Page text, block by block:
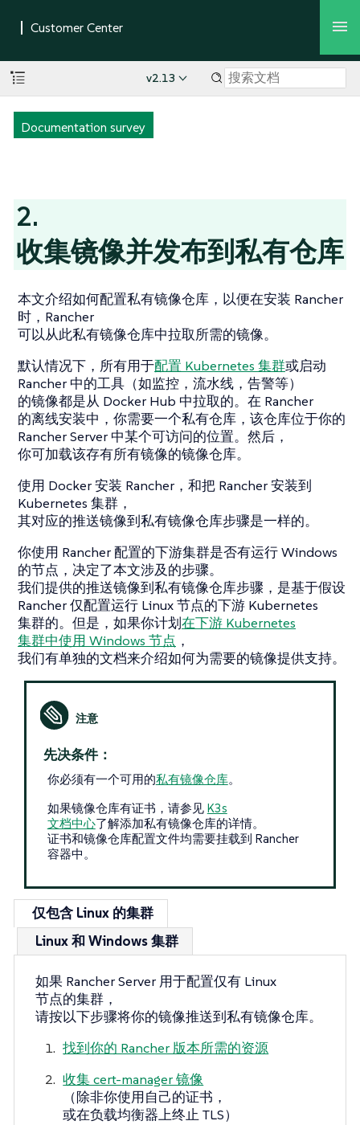
v2.13
Documentation survey
2.
收集镜像并发布到私有仓库
本文介绍如何配置私有镜像仓库，以便在安装 Rancher
时，Rancher
可以从此私有镜像仓库中拉取所需的镜像。
默认情况下，所有用于配置 Kubernetes 集群或启动
Rancher 中的工具（如监控，流水线，告警等）
的镜像都是从 Docker Hub 中拉取的。在 Rancher
的离线安装中，你需要一个私有仓库，该仓库位于你的
Rancher Server 中某个可访问的位置。然后，
你可加载该存有所有镜像的镜像仓库。
使用 Docker 安装 Rancher，和把 Rancher 安装到
Kubernetes 集群，
其对应的推送镜像到私有镜像仓库步骤是一样的。
你使用 Rancher 配置的下游集群是否有运行 Windows
的节点，决定了本文涉及的步骤。
我们提供的推送镜像到私有镜像仓库步骤，是基于假设
Rancher 仅配置运行 Linux 节点的下游 Kubernetes
集群的。但是，如果你计划在下游 Kubernetes
集群中使用 Windows 节点 ，
我们有单独的文档来介绍如何为需要的镜像提供支持。
先决条件：
你必须有一个可用的私有镜像仓库。
如果镜像仓库有证书，请参见 K3s
文档中心了解添加私有镜像仓库的详情。
证书和镜像仓库配置文件均需要挂载到 Rancher
容器中。
仅包含 Linux 的集群
Linux 和 Windows 集群
如果 Rancher Server 用于配置仅有 Linux
节点的集群，
请按以下步骤将你的镜像推送到私有镜像仓库。
找到你的 Rancher 版本所需的资源
收集 cert-manager 镜像
（除非你使用自己的证书，
或在负载均衡器上终止 TLS）